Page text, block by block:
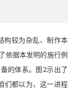
较为杂乱、制作本
依据本发明的施行例
的体系。图2示出了
们都以为，这一进程